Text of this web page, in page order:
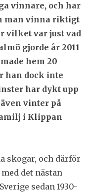
vinnare, och har
man vinna riktigt
vilket var just vad
gjorde år 2011
hem 20
han dock inte
har dykt upp
vinter på
i Klippan
skogar, och därför
det nästan
sedan 1930-